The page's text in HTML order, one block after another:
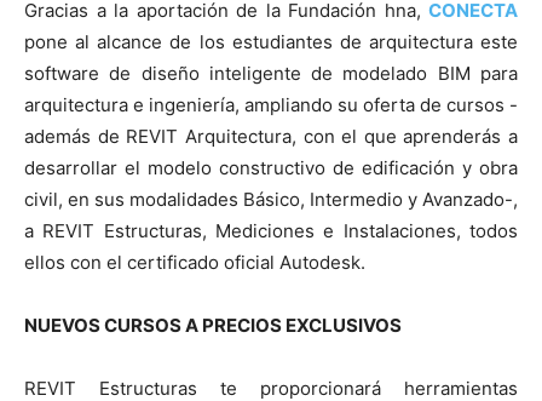
Gracias a la aportación de la Fundación hna, CONECTA
pone al alcance de los estudiantes de arquitectura este
software de diseño inteligente de modelado BIM para
arquitectura e ingeniería, ampliando su oferta de cursos -
además de REVIT Arquitectura, con el que aprenderás a
desarrollar el modelo constructivo de edificación y obra
civil, en sus modalidades Básico, Intermedio y Avanzado-,
a REVIT Estructuras, Mediciones e Instalaciones, todos
ellos con el certificado oficial Autodesk.
NUEVOS CURSOS A PRECIOS EXCLUSIVOS
REVIT Estructuras te proporcionará herramientas